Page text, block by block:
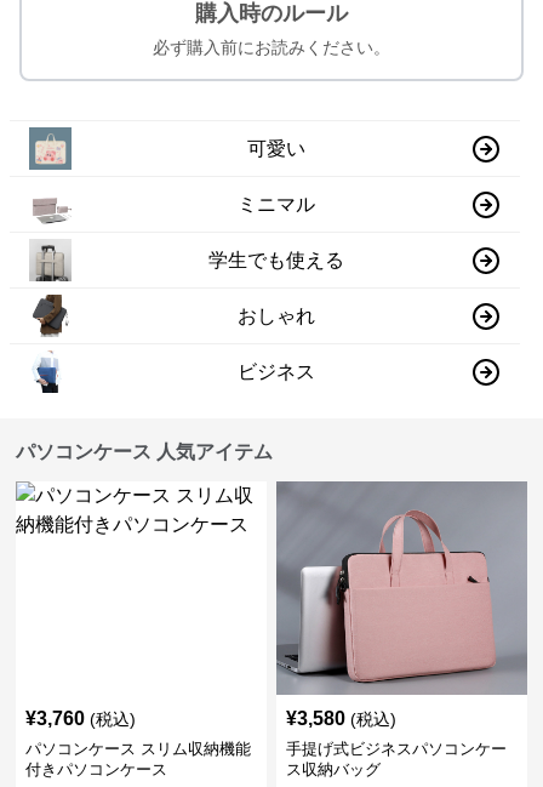
購入時のルール
必ず購入前にお読みください。
可愛い
ミニマル
学生でも使える
おしゃれ
ビジネス
パソコンケース 人気アイテム
¥3,760 (税込)
パソコンケース スリム収納機能
付きパソコンケース
¥3,580 (税込)
手提げ式ビジネスパソコンケー
ス収納バッグ